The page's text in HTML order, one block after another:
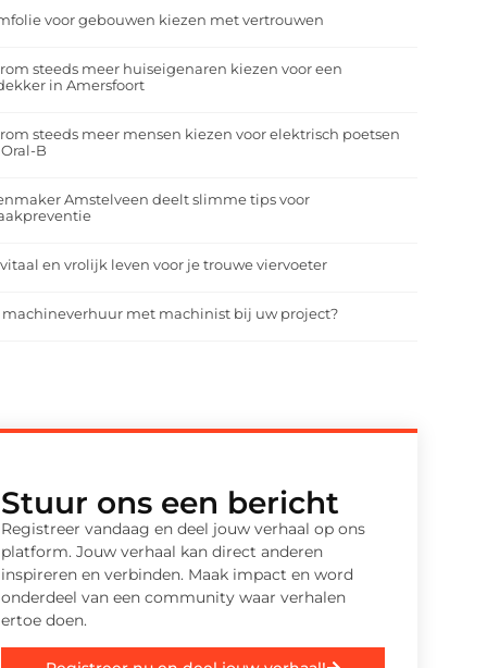
voor gebouwen kiezen met vertrouwen
steeds meer huiseigenaren kiezen voor een
in Amersfoort
steeds meer mensen kiezen voor elektrisch poetsen
B
Amstelveen deelt slimme tips voor
en vrolijk leven voor je trouwe viervoeter
machineverhuur met machinist bij uw project?
Stuur ons een bericht
Registreer vandaag en deel jouw verhaal op ons
platform. Jouw verhaal kan direct anderen
inspireren en verbinden. Maak impact en word
onderdeel van een community waar verhalen
ertoe doen.